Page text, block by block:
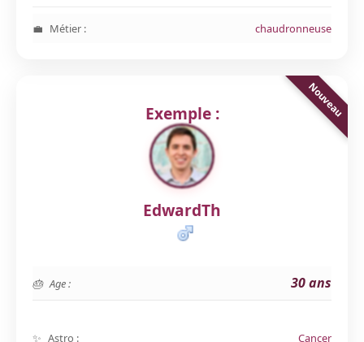
Métier : chaudronneuse
Exemple :
EdwardTh
Age : 30 ans
Astro : Cancer